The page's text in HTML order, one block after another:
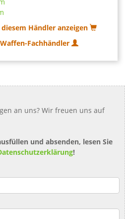
Händler anzeigen
Fachhändler
an uns? Wir freuen uns auf
und absenden, lesen Sie
!